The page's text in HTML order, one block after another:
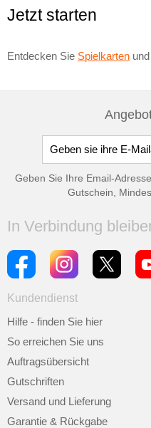
Jetzt starten
Entdecken Sie Spielkarten und
Geben Sie Ihre Email-
Gutschein,
In Verbindung
Kundendienst
Hilfe - finden Sie hier
So erreichen Sie uns
Auftragsübersicht
Gutschriften
Versand und Lieferung
Garantie & Rückgabe